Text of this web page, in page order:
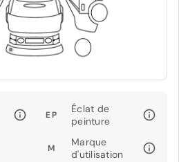
EP
Éclat de
peinture
M
Marque
d'utilisation